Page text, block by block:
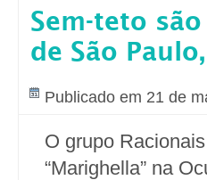
Sem-teto
de São
Publicado em 21 de
O grupo
“Marighella” na